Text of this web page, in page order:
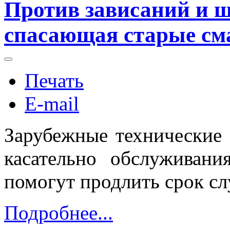
Против зависаний и
спасающая старые
Печать
E-mail
Зарубежные
касательно
помогут продлить срок
Подробнее...